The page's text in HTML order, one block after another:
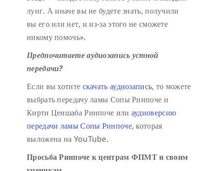
лунг. А иначе вы не будете знать, получили
вы его или нет, и из-за этого не сможете
никому помочь».
Предпочитаете аудиозапись устной
передачи?
Если вы хотите скачать аудиозапись, то можете
выбрать передачу ламы Сопы Ринпоче и
Кирти Ценшаба Ринпоче или аудиоверсию
передачи ламы Сопы Ринпоче, которая
выложена на YouTube.
Просьба Ринпоче к центрам ФПМТ и своим